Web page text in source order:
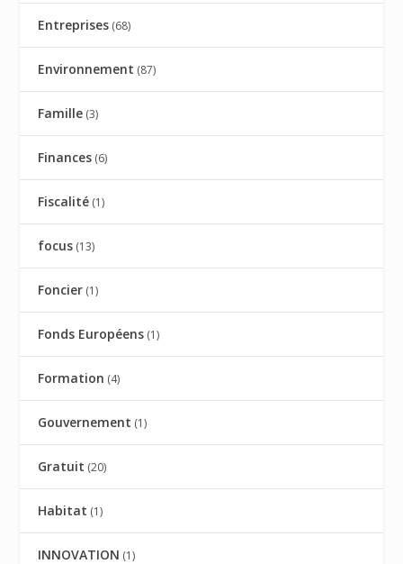
Entreprises (68)
Environnement (87)
Famille (3)
Finances (6)
Fiscalité (1)
focus (13)
Foncier (1)
Fonds Européens (1)
Formation (4)
Gouvernement (1)
Gratuit (20)
Habitat (1)
INNOVATION (1)